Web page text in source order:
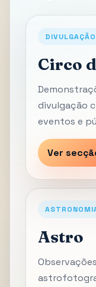
DIVULGAÇÃO
Circo
divulgação
eventos e
Ver
Astro